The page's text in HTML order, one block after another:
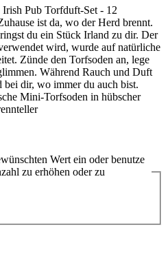
Pub Torfduft-Set - 12
ist da, wo der Herd brennt.
du ein Stück Irland zu dir. Der
wird, wurde auf natürliche
Zünde den Torfsoden an, lege
Während Rauch und Duft
dir, wo immer du auch bist.
Mini-Torfsoden in hübscher
Wert ein oder benutze
zu erhöhen oder zu